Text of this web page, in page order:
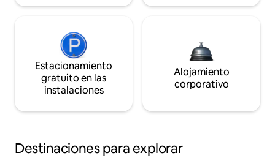
Estacionamiento
gratuito en las
instalaciones
Alojamiento
corporativo
Destinaciones para explorar